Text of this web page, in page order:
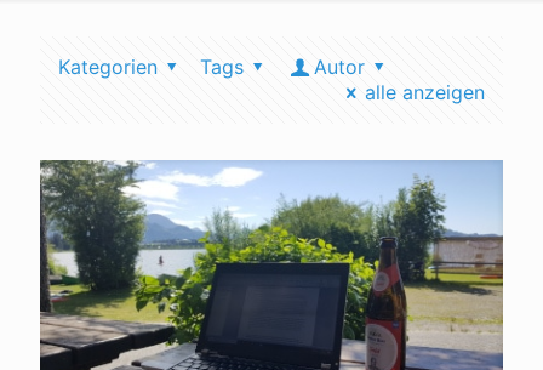
Kategorien Tags
Autor
alle anzeigen